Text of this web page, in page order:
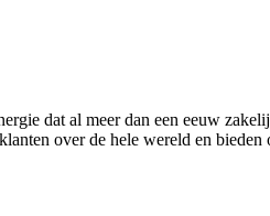
dat al meer dan een eeuw
over de hele wereld en